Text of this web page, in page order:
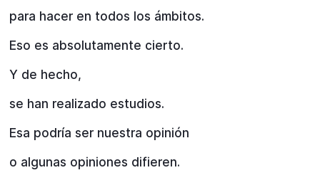
para hacer en todos los ámbitos.
Eso es absolutamente cierto.
Y de hecho,
se han realizado estudios.
Esa podría ser nuestra opinión
o algunas opiniones difieren.